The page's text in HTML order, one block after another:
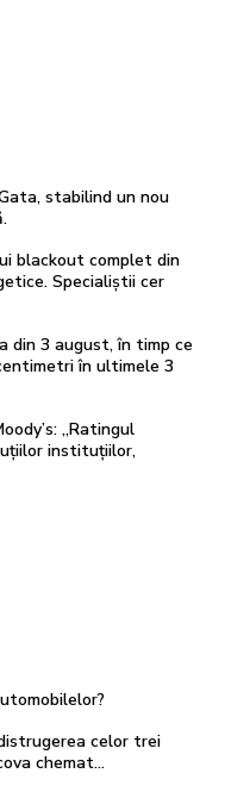
stabilind un nou
blackout complet din
Specialiștii cer
din 3 august, în timp ce
în ultimele 3
„Ratingul
instituțiilor,
celor trei
chemat…